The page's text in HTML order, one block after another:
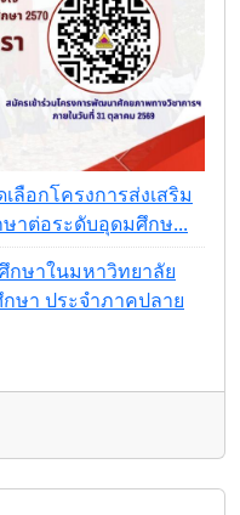
ลือกโครงการส่งเสริม
าต่อระดับอุดมศึกษ...
กษาในมหาวิทยาลัย
ษา ประจำภาคปลาย